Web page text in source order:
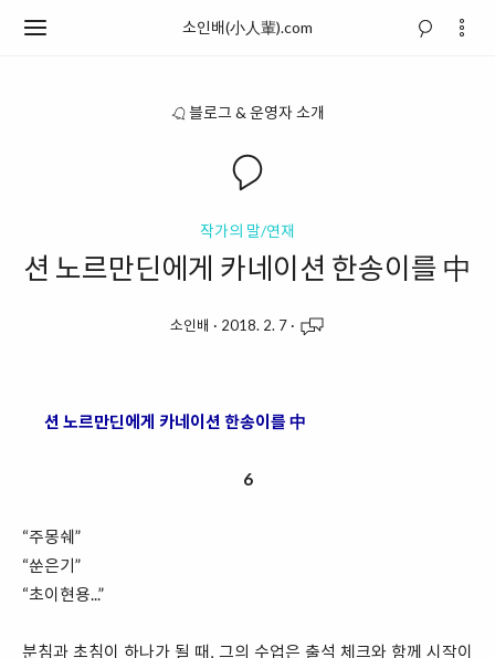
소인배(小人輩).com
블로그 & 운영자 소개
작가의 말/연재
션 노르만딘에게 카네이션 한송이를 中
소인배 · 2018. 2. 7 ·
션 노르만딘에게 카네이션 한송이를 中
6
“주몽쉐”
“쑨은기”
“초이현용...”
분침과 초침이 하나가 될 때, 그의 수업은 출석 체크와 함께 시작이